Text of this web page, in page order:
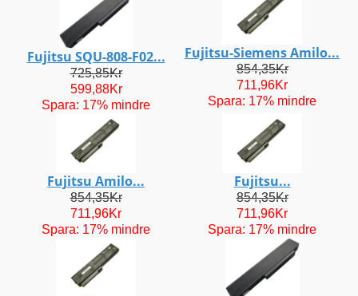
Fujitsu SQU-808-F02...
725,85Kr
599,88Kr
Spara: 17% mindre
Fujitsu-Siemens Amilo...
854,35Kr
711,96Kr
Spara: 17% mindre
Fujitsu Amilo...
854,35Kr
711,96Kr
Spara: 17% mindre
Fujitsu...
854,35Kr
711,96Kr
Spara: 17% mindre